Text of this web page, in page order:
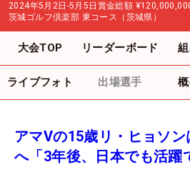
2024年5月2日-5月5日 賞金総額
茨城ゴルフ倶楽部 東コース（茨城県）
大会TOP リーダーボード
ライブフォト 出場選手
アマVの15歳リ・ヒョソ
へ「3年後、日本でも活躍